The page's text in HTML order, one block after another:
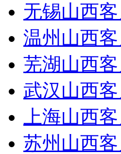
无锡山西
温州山西
芜湖山西
武汉山西
上海山西
苏州山西